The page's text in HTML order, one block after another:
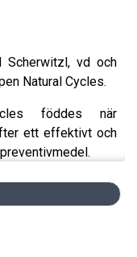
Scherwitzl, vd och
Natural Cycles.
föddes när
ett effektivt och
forskare på Cern
partikeln 2012, hur